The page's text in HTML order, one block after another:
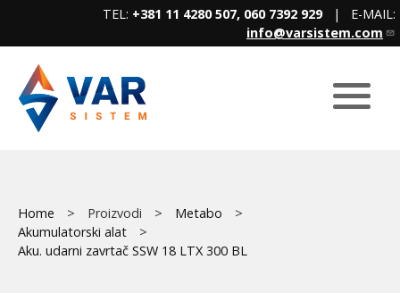
content
TEL: +381 11 4280 507, 060 7392 929| E-MAIL:
info@varsistem.com
Main
menu
Breadcrumb
Home Proizvodi
Metabo
Akumulatorski alat
Aku. udarni zavrtač SSW 18 LTX 300 BL